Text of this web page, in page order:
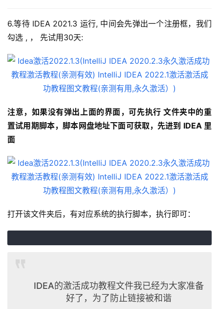
6.等待 IDEA 2021.3 运行, 中间会先弹出一个注册框，我们
勾选 , ， 先试用30天:
注意，如果没有弹出上面的界面，可先执行 文件夹中的重
置试用期脚本，脚本网盘地址下面可获取，先进到 IDEA 里
面
打开该文件夹后，有对应系统的执行脚本，执行即可：
IDEA的激活成功教程文件我已经为大家准备
好了，为了防止链接被和谐